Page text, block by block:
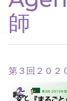
師
第３回２０２